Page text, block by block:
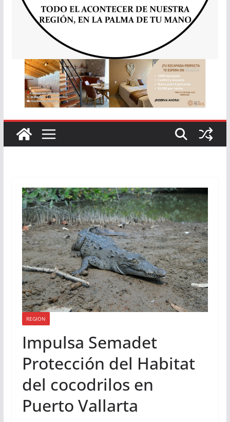
REGION
Impulsa Semadet
Protección del Habitat
del cocodrilos en
Puerto Vallarta